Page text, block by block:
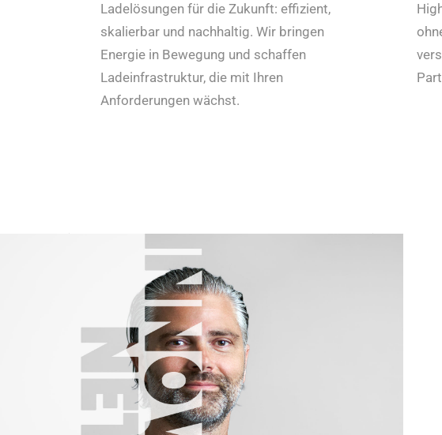
Ladelösungen für die Zukunft: effizient,
skalierbar und nachhaltig. Wir bringen
Energie in Bewegung und schaffen
Ladeinfrastruktur, die mit Ihren
Anforderungen wächst.